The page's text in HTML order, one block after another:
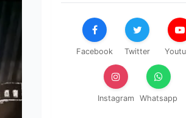
Facebook Twitter
Instagram Whatsapp